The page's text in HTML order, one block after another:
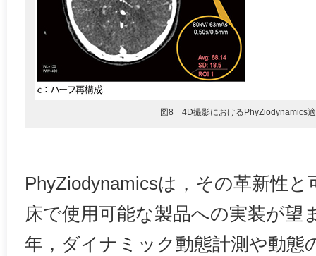
図8 4D撮影におけるPhyZiodynamics
PhyZiodynamicsは，その革新性
床で使用可能な製品への実装が望
年，ダイナミック動態計測や動態